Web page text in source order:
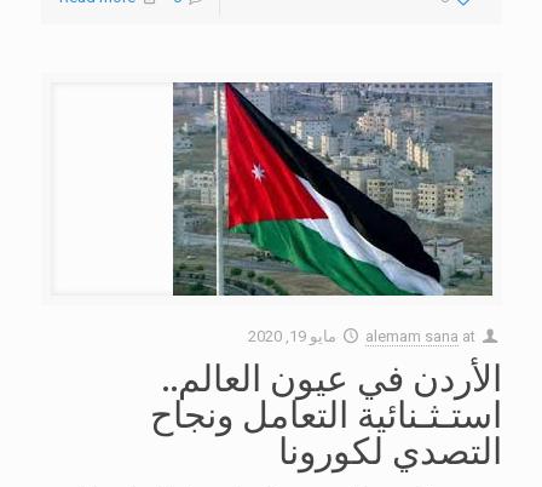
alemam sana at مايو 19, 2020
الأردن في عيون العالم..
استـثـنائية التعامل ونجاح
التصدي لكورونا